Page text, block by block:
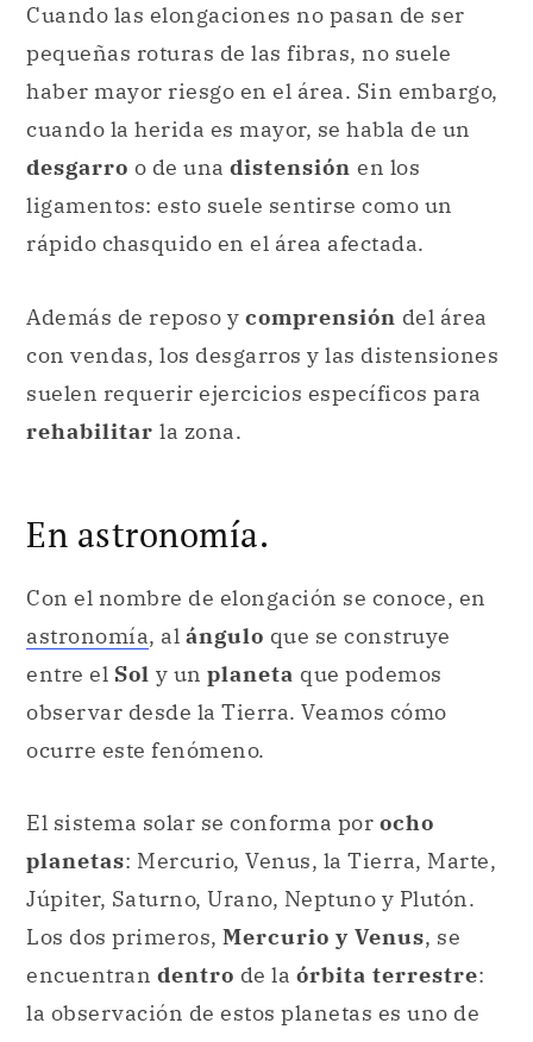
Cuando las elongaciones no pasan de ser
pequeñas roturas de las fibras, no suele
haber mayor riesgo en el área. Sin embargo,
cuando la herida es mayor, se habla de un
desgarro o de una distensión en los
ligamentos: esto suele sentirse como un
rápido chasquido en el área afectada.
Además de reposo y comprensión del área
con vendas, los desgarros y las distensiones
suelen requerir ejercicios específicos para
rehabilitar la zona.
En astronomía.
Con el nombre de elongación se conoce, en
astronomía, al ángulo que se construye
entre el Sol y un planeta que podemos
observar desde la Tierra. Veamos cómo
ocurre este fenómeno.
El sistema solar se conforma por ocho
planetas: Mercurio, Venus, la Tierra, Marte,
Júpiter, Saturno, Urano, Neptuno y Plutón.
Los dos primeros, Mercurio y Venus, se
encuentran dentro de la órbita terrestre:
la observación de estos planetas es uno de